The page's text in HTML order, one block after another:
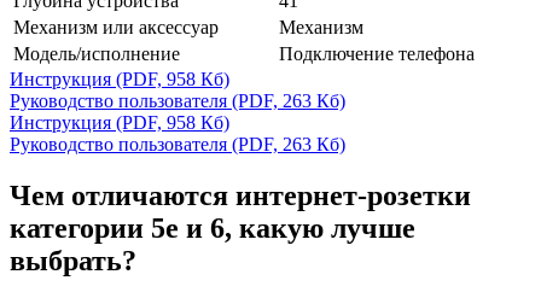
Механизм или аксессуар
Механизм
Модель/исполнение
Подключение телефона
Инструкция (PDF, 958 Кб)
Руководство пользователя (PDF, 263 Кб)
Инструкция (PDF, 958 Кб)
Руководство пользователя (PDF, 263 Кб)
Чем отличаются интернет-розетки
категории 5е и 6, какую лучше
выбрать?